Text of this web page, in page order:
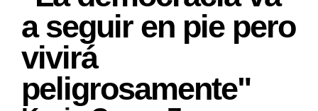
a seguir en pie pero
vivirá
peligrosamente"